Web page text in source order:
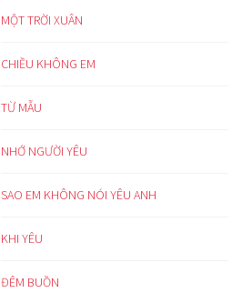
MỘT TRỜI XUÂN
CHIỀU KHÔNG EM
TỪ MẪU
NHỚ NGƯỜI YÊU
SAO EM KHÔNG NÓI YÊU ANH
KHI YÊU
ĐÊM BUỒN